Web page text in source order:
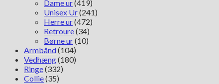
Dame ur(419)
Unisex Ur(241)
Herre ur(472)
Retroure(34)
Børne ur(10)
Armbånd(104)
Vedhæng(180)
Ringe(332)
Collie(35)